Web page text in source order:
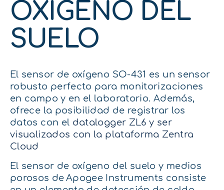
OXÍGENO DEL
SUELO
El sensor de oxígeno SO-431 es un sensor
robusto perfecto para monitorizaciones
en campo y en el laboratorio. Además,
ofrece la posibilidad de registrar los
datos con el datalogger ZL6 y ser
visualizados con la plataforma Zentra
Cloud
El sensor de oxígeno del suelo y medios
porosos de Apogee Instruments consiste